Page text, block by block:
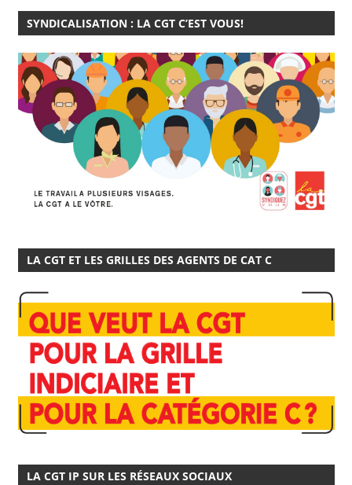
SYNDICALISATION : LA CGT C’EST VOUS!
LA CGT ET LES GRILLES DES AGENTS DE CAT C
LA CGT IP SUR LES RÉSEAUX SOCIAUX